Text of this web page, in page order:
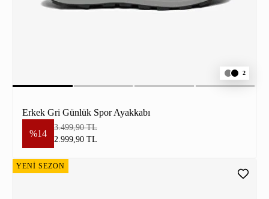
2
Erkek Gri Günlük Spor Ayakkabı
%14
3.499,90 TL
2.999,90 TL
YENİ SEZON